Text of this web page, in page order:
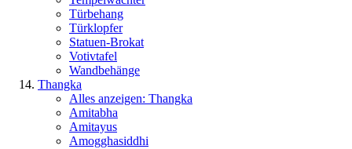
Türbehang
Türklopfer
Statuen-Brokat
Votivtafel
Wandbehänge
Thangka
Alles anzeigen: Thangka
Amitabha
Amitayus
Amogghasiddhi